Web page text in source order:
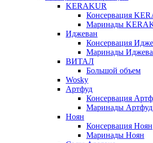
KERAKUR
Консервация
Маринады
Иджеван
Консервация
Маринады
ВИТАЛ
Большой объем
Wosky
Артфуд
Консервация
Маринады Артфуд
Ноян
Консервация Ноян
Маринады Ноян